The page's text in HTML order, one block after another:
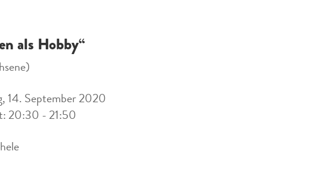
als Hobby“
14. September 2020
20:30 - 21:50